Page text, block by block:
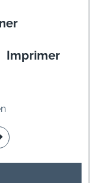
Imprimer